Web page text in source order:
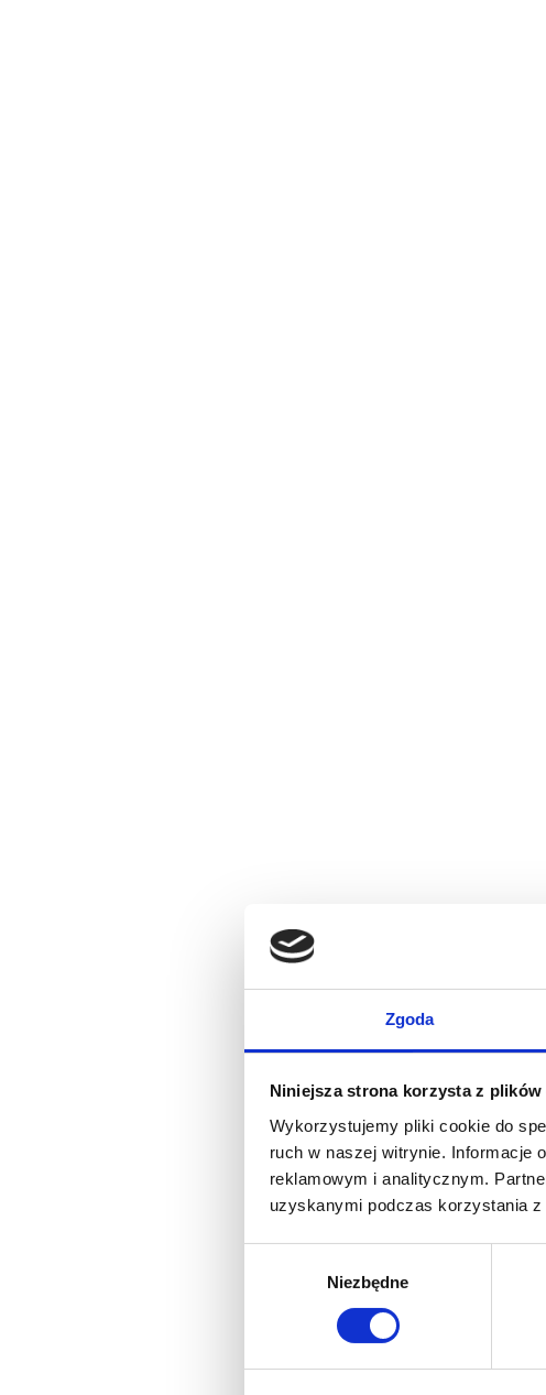
Zgoda
Niniejsza strona korzysta z plików
Wykorzystujemy pliki cookie do
ruch w naszej witrynie. Informacje
reklamowym i analitycznym.
uzyskanymi podczas korzystania z
Niezbędne